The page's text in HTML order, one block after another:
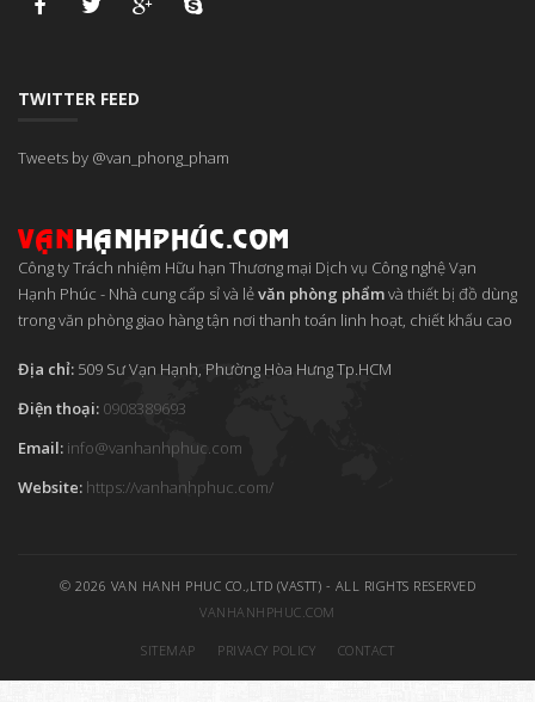
TWITTER FEED
Tweets by @van_phong_pham
Công ty Trách nhiệm Hữu hạn Thương mại Dịch vụ Công nghệ Vạn
Hạnh Phúc - Nhà cung cấp sỉ và lẻvăn phòng phẩmvà thiết bị đồ dùng
trong văn phòng giao hàng tận nơi thanh toán linh hoạt, chiết khấu cao
Địa chỉ: 509 Sư Vạn Hạnh, Phường Hòa HưngTp.HCM
Điện thoại: 0908389693
Email: info@vanhanhphuc.com
Website: https://vanhanhphuc.com/
© 2026 VAN HANH PHUC CO.,LTD (VASTT) - ALL RIGHTS RESERVED
VANHANHPHUC.COM
SITEMAP PRIVACY POLICY CONTACT